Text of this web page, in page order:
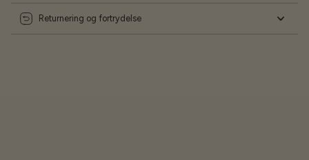
Returnering og fortrydelse